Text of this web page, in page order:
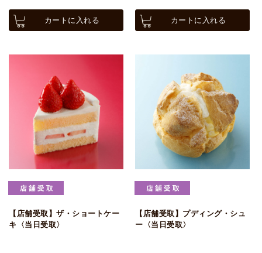
カートに入れる カートに入れる
【店舗受取】ザ・ショートケー
キ〈当日受取〉
【店舗受取】プディング・シュ
ー〈当日受取〉